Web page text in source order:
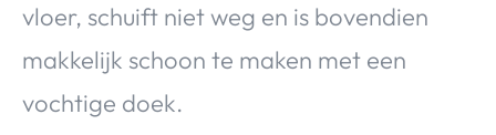
vloer, schuift niet weg en is bovendien
makkelijk schoon te maken met een
vochtige doek.